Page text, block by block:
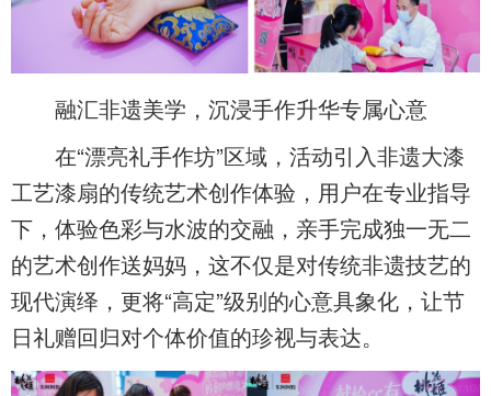
融汇非遗美学，沉浸手作升华专属心意
在“漂亮礼手作坊”区域，活动引入非遗大漆
工艺漆扇的传统艺术创作体验，用户在专业指导
下，体验色彩与水波的交融，亲手完成独一无二
的艺术创作送妈妈，这不仅是对传统非遗技艺的
现代演绎，更将“高定”级别的心意具象化，让节
日礼赠回归对个体价值的珍视与表达。